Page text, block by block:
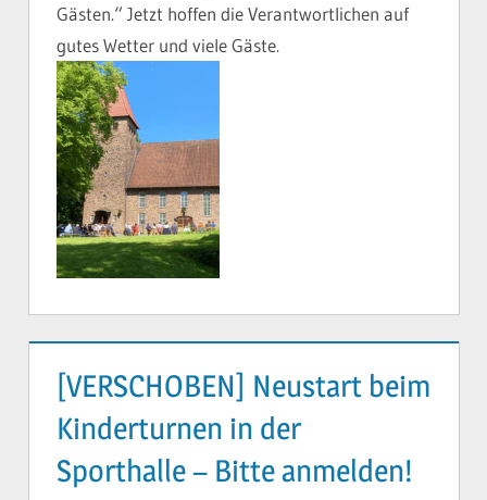
Gästen.“ Jetzt hoffen die Verantwortlichen auf
gutes Wetter und viele Gäste.
[VERSCHOBEN] Neustart beim
Kinderturnen in der
Sporthalle – Bitte anmelden!